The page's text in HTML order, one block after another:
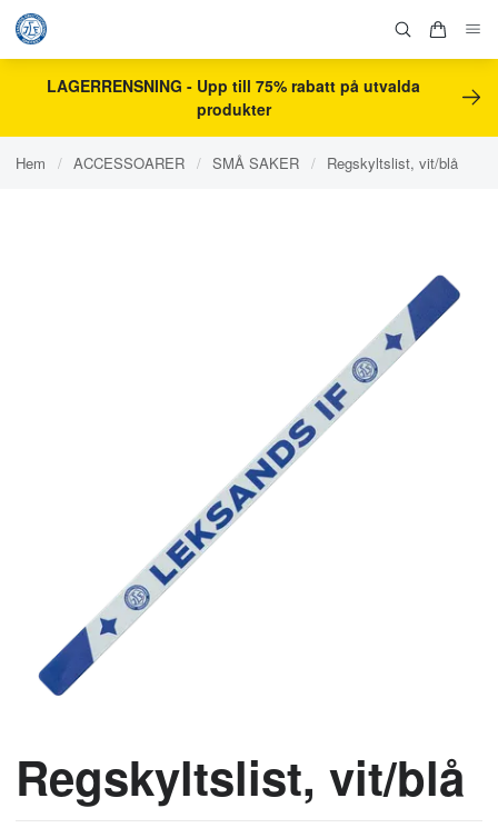
LAGERRENSNING - Upp till 75% rabatt på utvalda
produkter
Hem / ACCESSOARER / SMÅ SAKER / Regskyltslist, vit/blå
Regskyltslist, vit/blå